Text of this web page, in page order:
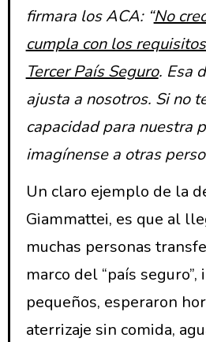
firmara los ACA: “No
cumpla con los
Tercer País Seguro. Esa
ajusta a nosotros. Si no
capacidad para nuestra
imagínense a otras
Un claro ejemplo de la
Giammattei, es que al
muchas personas
marco del “país
pequeños, esperaron
aterrizaje sin comida,